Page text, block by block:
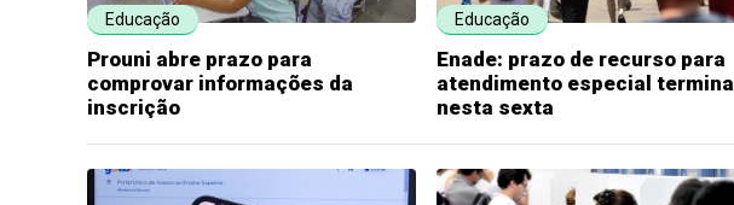
Educação
Prouni abre prazo para
comprovar informações da
inscrição
Educação
Enade: prazo de recurso para
atendimento especial termina
nesta sexta